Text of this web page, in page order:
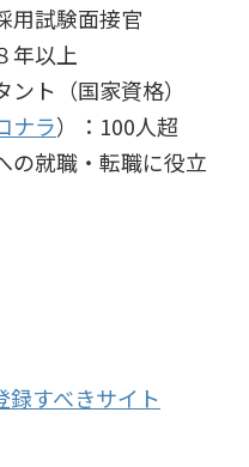
用試験面接官
年以上
ト（国家資格）
ナラ）：100人超
の就職・転職に役立
すべきサイト